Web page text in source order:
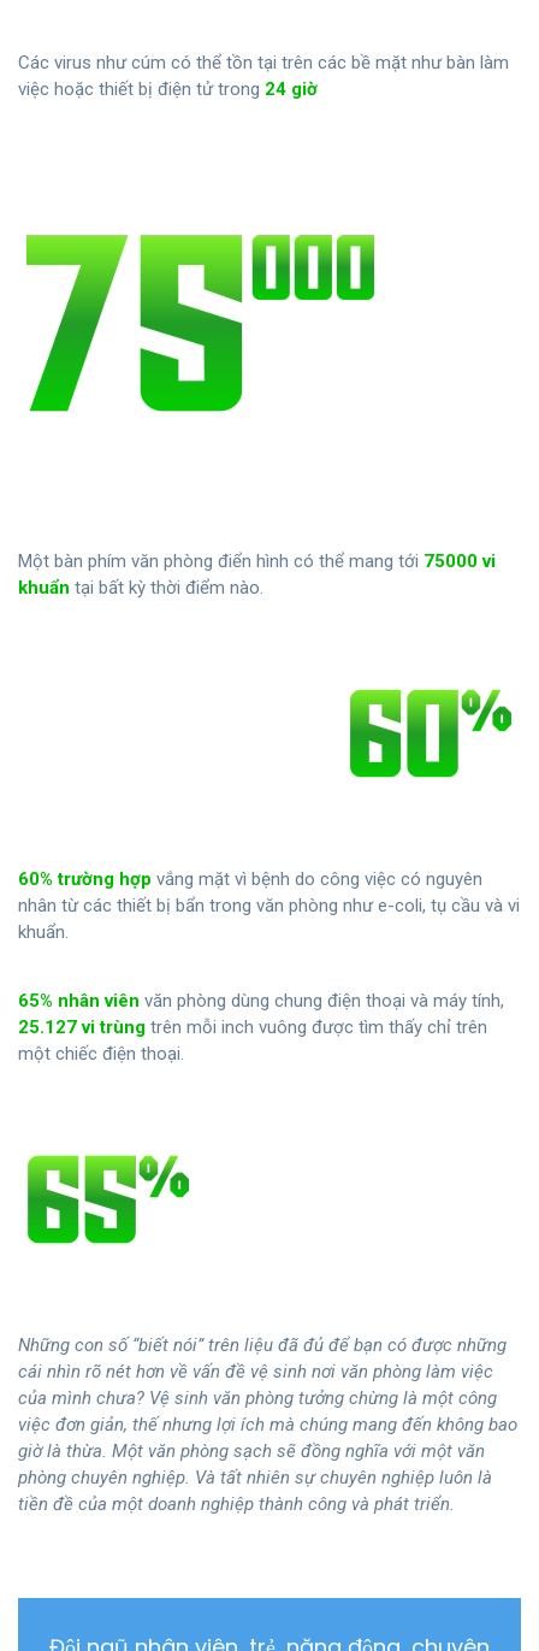
Các virus như cúm có thể tồn tại trên các bề mặt như bàn làm
việc hoặc thiết bị điện tử trong 24 giờ
Một bàn phím văn phòng điển hình có thể mang tới 75000 vi
khuẩn tại bất kỳ thời điểm nào.
60% trường hợp vắng mặt vì bệnh do công việc có nguyên
nhân từ các thiết bị bẩn trong văn phòng như e-coli, tụ cầu và vi
khuẩn.
65% nhân viên văn phòng dùng chung điện thoại và máy tính,
25.127 vi trùng trên mỗi inch vuông được tìm thấy chỉ trên
một chiếc điện thoại.
Những con số “biết nói” trên liệu đã đủ để bạn có được những
cái nhìn rõ nét hơn về vấn đề vệ sinh nơi văn phòng làm việc
của mình chưa? Vệ sinh văn phòng tưởng chừng là một công
việc đơn giản, thế nhưng lợi ích mà chúng mang đến không bao
giờ là thừa. Một văn phòng sạch sẽ đồng nghĩa với một văn
phòng chuyên nghiệp. Và tất nhiên sự chuyên nghiệp luôn là
tiền đề của một doanh nghiệp thành công và phát triển.